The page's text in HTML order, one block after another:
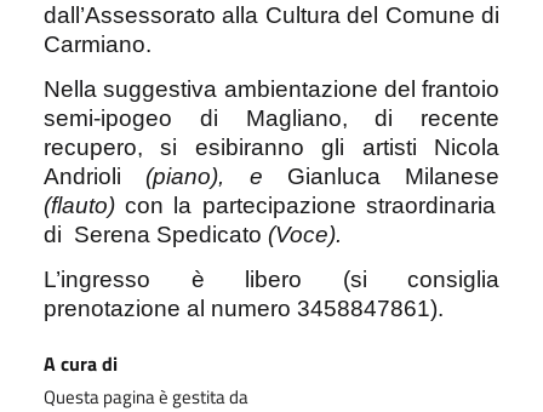
dall’Assessorato alla Cultura del Comune di
Carmiano.
Nella suggestiva ambientazione del frantoio
semi-ipogeo di Magliano, di recente
recupero, si esibiranno gli artisti Nicola
Andrioli (piano), e Gianluca Milanese
(flauto)con la partecipazione straordinaria
di Serena Spedicato (Voce).
L’ingresso è libero (si consiglia
prenotazione al numero 3458847861).
A cura di
Questa pagina è gestita da